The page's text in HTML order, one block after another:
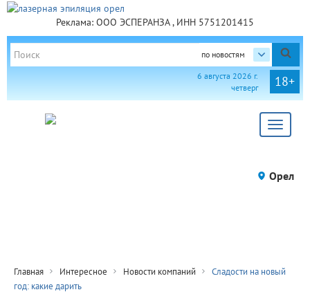
Реклама: ООО ЭСПЕРАНЗА , ИНН 5751201415
по новостям
18+
6 августа 2026 г.
четверг
Toggle
Орел
Главная Интересное Новости компаний
Сладости на новый
год: какие дарить